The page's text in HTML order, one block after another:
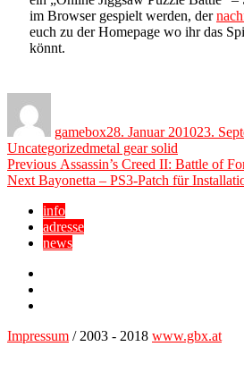
im Browser gespielt werden, der
euch zu der Homepage wo ihr das
könnt.
gamebox28. Januar 201023.
UncategorizedTags
metal gear solid
Beitragsnavigation
Previous Previous
post:
Assassin’s Creed II: Battle of
Next Next
Bayonetta – PS3-Patch für
info
adresse
news
Impressum / 2003 - 2018 www.gbx.at